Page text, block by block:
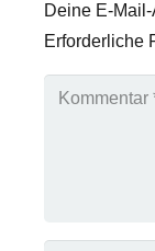
Deine E-
Erforderliche